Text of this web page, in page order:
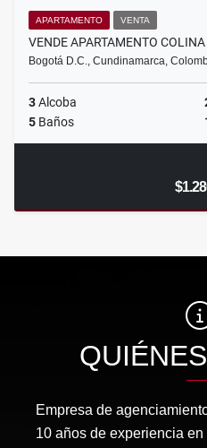
APARTAMENTO VENTA
VENDE APARTAMENTO
Bogotá D.C., Cundinamarca,
3Alcoba
5 Baños
Empresa de
10 años de experiencia